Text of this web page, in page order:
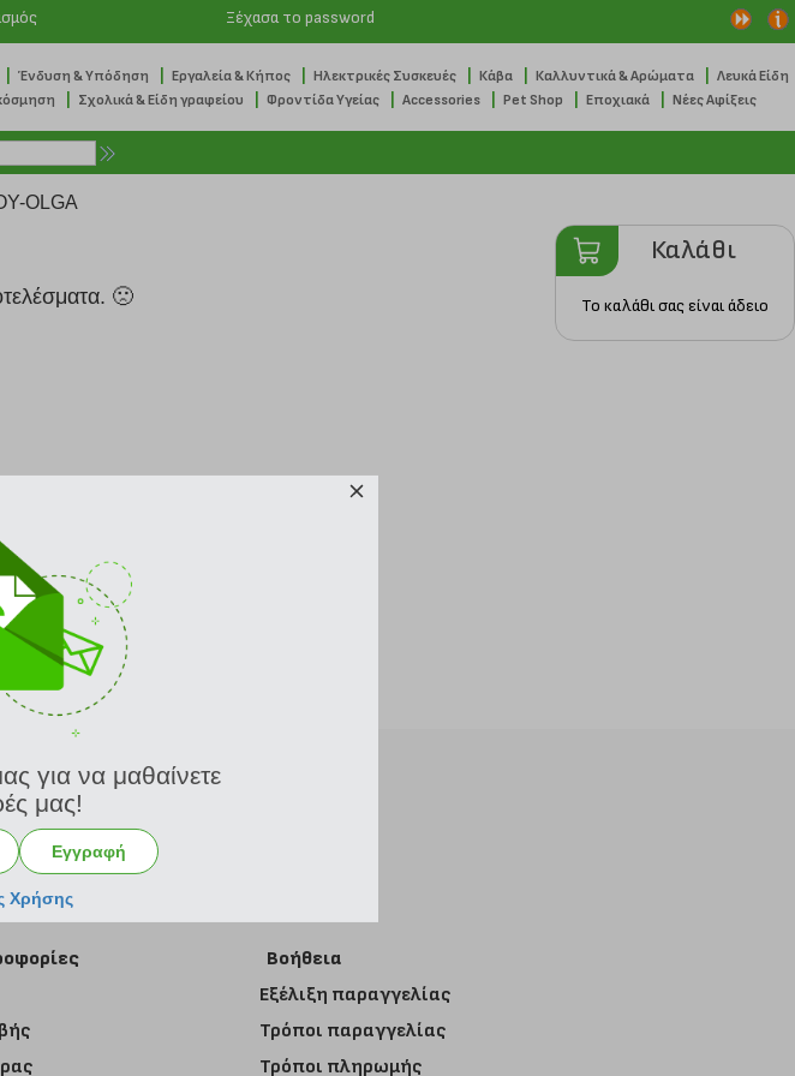
Ξέχασα το password
Ένδυση & Υπόδηση Εργαλεία & Κήπος Ηλεκτρικές Συσκευές Κάβα Καλλυντικά & Αρώματα Λευκά Είδη
Σχολικά & Είδη γραφείου Φροντίδα Υγείας Accessories Pet Shop Εποχιακά Νέες Αφίξεις
🙁
Καλάθι
Το καλάθι σας είναι άδειο
Εγγραφή στο newsletter
Βοήθεια
Εξέλιξη παραγγελίας
Τρόποι παραγγελίας
Τρόποι πληρωμής
για να μαθαίνετε
μας!
Εγγραφή
Χρήσης